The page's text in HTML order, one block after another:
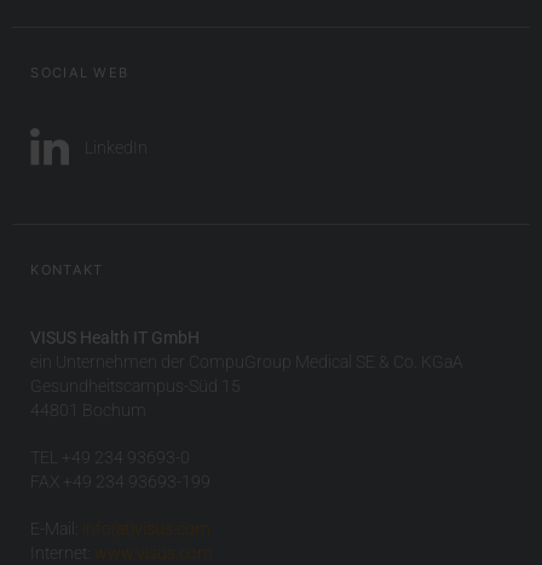
SOCIAL WEB
LinkedIn
KONTAKT
VISUS Health IT GmbH
ein Unternehmen der CompuGroup Medical SE & Co. KGaA
Gesundheitscampus-Süd 15
44801 Bochum
TEL +49 234 93693-0
FAX +49 234 93693-199
E-Mail:
info(at)visus.com
Internet:
www.visus.com